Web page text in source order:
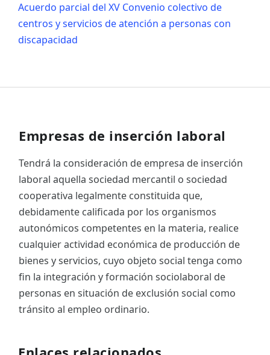
Acuerdo parcial del XV Convenio colectivo de
centros y servicios de atención a personas con
discapacidad
Empresas de inserción laboral
Tendrá la consideración de empresa de inserción
laboral aquella sociedad mercantil o sociedad
cooperativa legalmente constituida que,
debidamente calificada por los organismos
autonómicos competentes en la materia, realice
cualquier actividad económica de producción de
bienes y servicios, cuyo objeto social tenga como
fin la integración y formación sociolaboral de
personas en situación de exclusión social como
tránsito al empleo ordinario.